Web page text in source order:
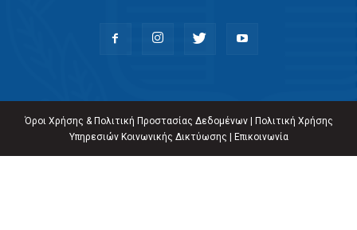
Όροι Χρήσης & Πολιτική Προστασίας Δεδομένων|
Πολιτική Χρήσης
Υπηρεσιών Κοινωνικής Δικτύωσης
Επικοινωνία